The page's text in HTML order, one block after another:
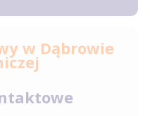
w Dąbrowie